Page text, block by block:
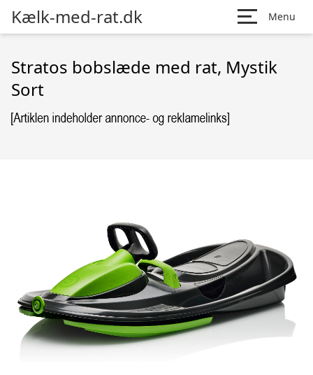
Kælk-med-rat.dk Menu
Stratos bobslæde med rat, Mystik
Sort